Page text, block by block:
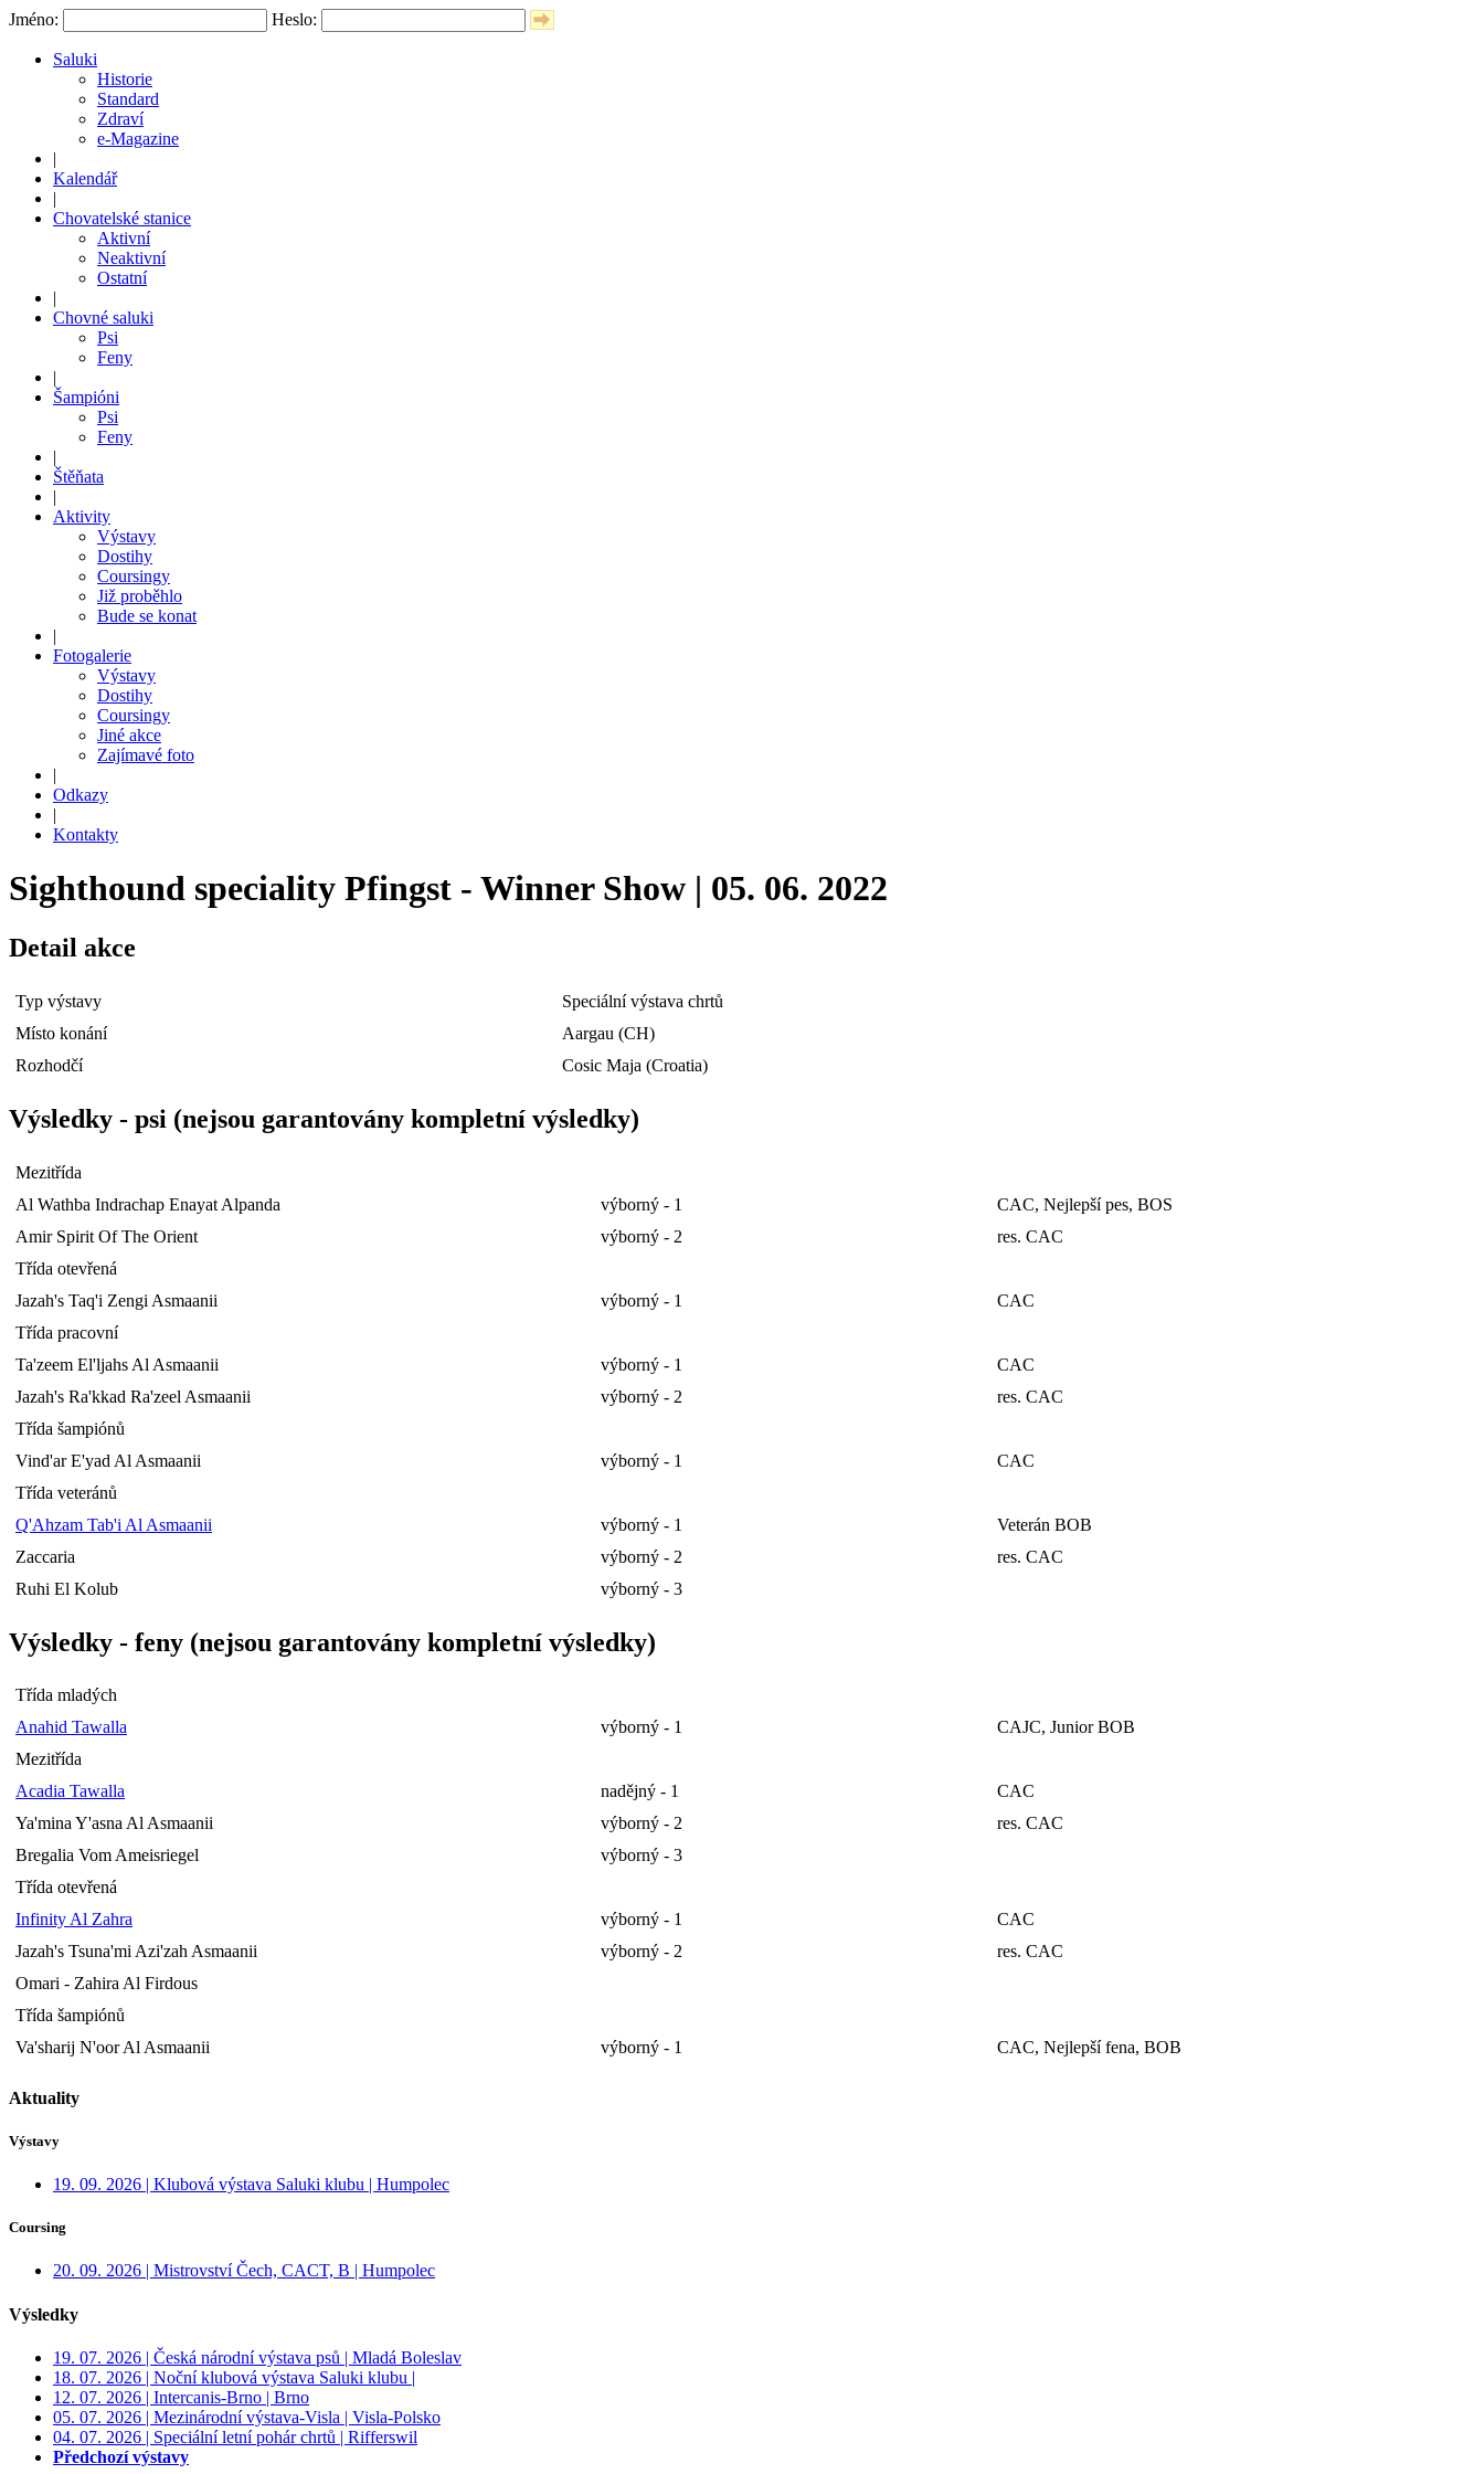
Jméno: Heslo:
Saluki
Historie
Standard
Zdraví
e-Magazine
|
Kalendář
|
Chovatelské stanice
Aktivní
Neaktivní
Ostatní
|
Chovné saluki
Psi
Feny
|
Šampióni
Psi
Feny
|
Štěňata
|
Aktivity
Výstavy
Dostihy
Coursingy
Již proběhlo
Bude se konat
|
Fotogalerie
Výstavy
Dostihy
Coursingy
Jiné akce
Zajímavé foto
|
Odkazy
|
Kontakty
Sighthound speciality Pfingst - Winner Show | 05. 06. 2022
Detail akce
Typ výstavy
Speciální výstava chrtů
Místo konání
Aargau (CH)
Rozhodčí
Cosic Maja (Croatia)
Výsledky - psi (nejsou garantovány kompletní výsledky)
Mezitřída
Al Wathba Indrachap Enayat Alpanda
výborný - 1
CAC, Nejlepší pes, BOS
Amir Spirit Of The Orient
výborný - 2
res. CAC
Třída otevřená
Jazah's Taq'i Zengi Asmaanii
výborný - 1
CAC
Třída pracovní
Ta'zeem El'ljahs Al Asmaanii
výborný - 1
CAC
Jazah's Ra'kkad Ra'zeel Asmaanii
výborný - 2
res. CAC
Třída šampiónů
Vind'ar E'yad Al Asmaanii
výborný - 1
CAC
Třída veteránů
Q'Ahzam Tab'i Al Asmaanii
výborný - 1
Veterán BOB
Zaccaria
výborný - 2
res. CAC
Ruhi El Kolub
výborný - 3
Výsledky - feny (nejsou garantovány kompletní výsledky)
Třída mladých
Anahid Tawalla
výborný - 1
CAJC, Junior BOB
Mezitřída
Acadia Tawalla
nadějný - 1
CAC
Ya'mina Y'asna Al Asmaanii
výborný - 2
res. CAC
Bregalia Vom Ameisriegel
výborný - 3
Třída otevřená
Infinity Al Zahra
výborný - 1
CAC
Jazah's Tsuna'mi Azi'zah Asmaanii
výborný - 2
res. CAC
Omari - Zahira Al Firdous
Třída šampiónů
Va'sharij N'oor Al Asmaanii
výborný - 1 CAC, Nejlepší fena, BOB
Aktuality
Výstavy
19. 09. 2026 | Klubová výstava Saluki klubu | Humpolec
Coursing
20. 09. 2026 | Mistrovství Čech, CACT, B | Humpolec
Výsledky
19. 07. 2026 | Česká národní výstava psů | Mladá Boleslav
18. 07. 2026 | Noční klubová výstava Saluki klubu |
12. 07. 2026 | Intercanis-Brno | Brno
05. 07. 2026 | Mezinárodní výstava-Visla | Visla-Polsko
04. 07. 2026 | Speciální letní pohár chrtů | Rifferswil
Předchozí výstavy